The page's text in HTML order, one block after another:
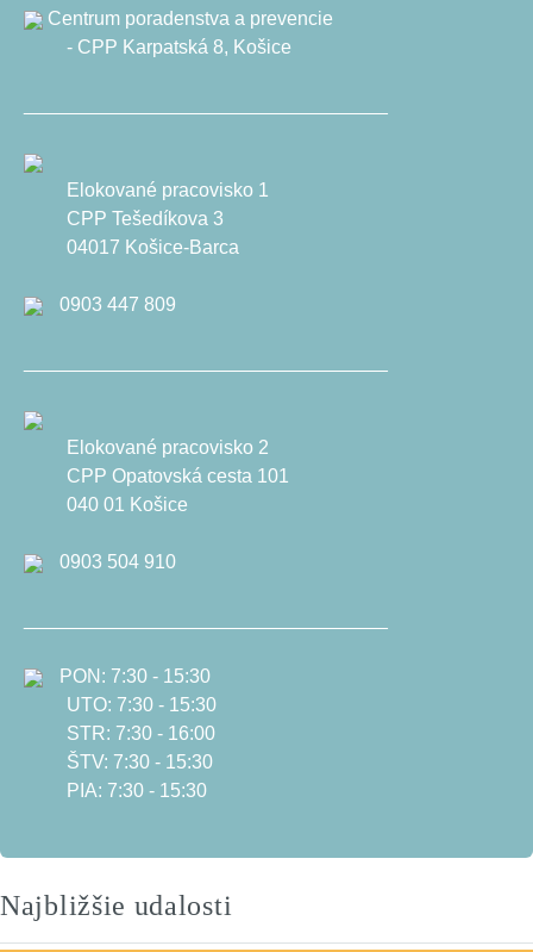
Centrum poradenstva a prevencie
- CPP Karpatská 8, Košice
Elokované pracovisko 1
CPP Tešedíkova 3
04017 Košice-Barca
0903 447 809
Elokované pracovisko 2
CPP Opatovská cesta 101
040 01 Košice
0903 504 910
PON: 7:30 - 15:30
UTO: 7:30 - 15:30
STR: 7:30 - 16:00
ŠTV: 7:30 - 15:30
PIA: 7:30 - 15:30
Najbližšie udalosti